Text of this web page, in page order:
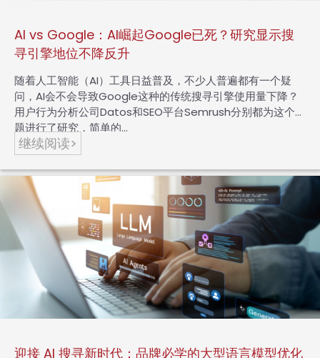
AI vs Google：AI崛起Google已死？研究显示搜
寻引擎地位不降反升
随着人工智能（AI）工具日益普及，不少人普遍都有一个疑
问，AI会不会导致Google这种的传统搜寻引擎使用量下降？
用户行为分析公司Datos和SEO平台Semrush分别都为这个问
题进行了研究，简单的…
继续阅读>
迎接 AI 搜寻新时代：品牌必学的大型语言模型优化